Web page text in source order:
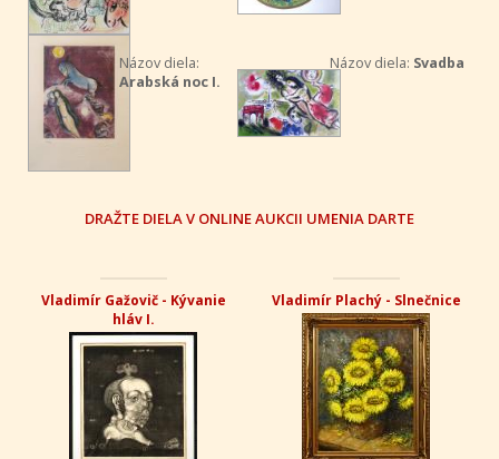
Názov diela:
Arabská noc I.
Názov diela: Svadba
DRAŽTE DIELA V ONLINE AUKCII UMENIA DARTE
Vladimír Gažovič - Kývanie
hláv I.
Vladimír Plachý - Slnečnice